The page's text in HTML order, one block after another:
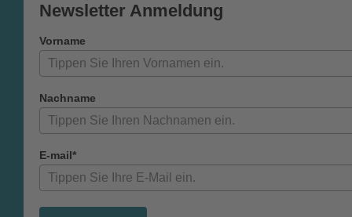
Newsletter Anmeldung
Vorname
Nachname
E-mail*